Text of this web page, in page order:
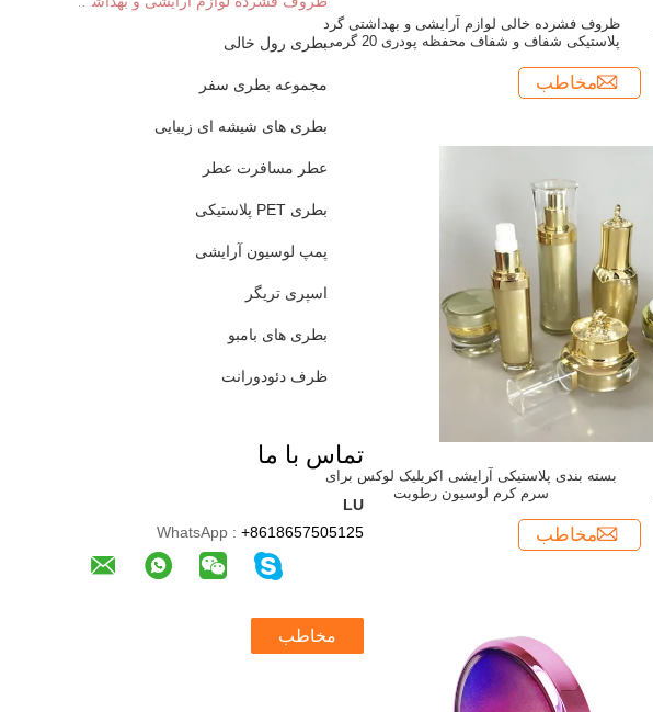
بطری رول خالی
مجموعه بطری سفر
بطری های شیشه ای زیبایی
عطر مسافرت عطر
بطری PET پلاستیکی
پمپ لوسیون آرایشی
اسپری تریگر
بطری های بامبو
ظرف دئودورانت
تماس با ما
LU
WhatsApp : +8618657505125
مخاطب
ظروف فشرده خالی لوازم آرایشی و بهداشتی گرد
پلاستیکی شفاف و شفاف محفظه پودری 20 گرمی
مخاطب
بسته بندی پلاستیکی آرایشی اکریلیک لوکس برای
سرم کرم لوسیون رطوبت
مخاطب